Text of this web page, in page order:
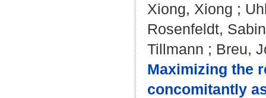
Xiong, Xiong ;
Rosenfeldt,
Tillmann ; Breu,
Maximizing the
concomitantly